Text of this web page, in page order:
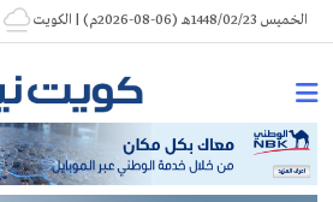
Skip
to
الخميس 1448/02/23هـ (06-08-2026م) | الكويت